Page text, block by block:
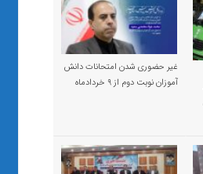
غیر حضوری شدن امتحانات دانش
آموزان نوبت دوم از ۹ خردادماه